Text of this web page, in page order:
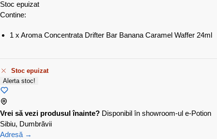
Stoc epuizat
Contine:
1 x Aroma Concentrata Drifter Bar Banana Caramel Waffer 24ml
Stoc epuizat
Alerta stoc!
Vrei să vezi produsul înainte? Disponibil în showroom-ul e-Potion
Sibiu, Dumbrăvii
Adresă →